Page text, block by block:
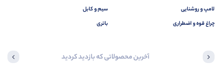
لامپ و روشنایی
چراغ قوه و اضطراری
سیم و کابل
باتری
آخرین محصولاتی که بازدید کردید